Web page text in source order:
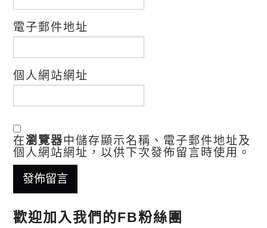
電子郵件地址
個人網站網址
在瀏覽器中儲存顯示名稱、電子郵件地址及
個人網站網址，以供下次發佈留言時使用。
歡迎加入我們的FB粉絲團